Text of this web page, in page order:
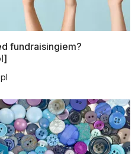
fundraisingiem?